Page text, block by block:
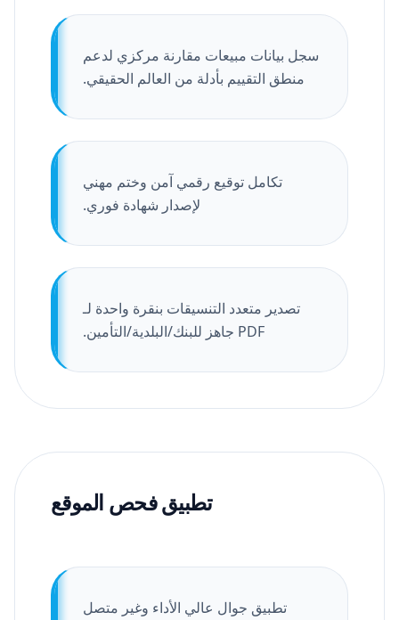
سجل بيانات مبيعات مقارنة مركزي لدعم
منطق التقييم بأدلة من العالم الحقيقي.
تكامل توقيع رقمي آمن وختم مهني
لإصدار شهادة فوري.
تصدير متعدد التنسيقات بنقرة واحدة لـ
PDF جاهز للبنك/البلدية/التأمين.
تطبيق فحص الموقع
تطبيق جوال عالي الأداء وغير متصل